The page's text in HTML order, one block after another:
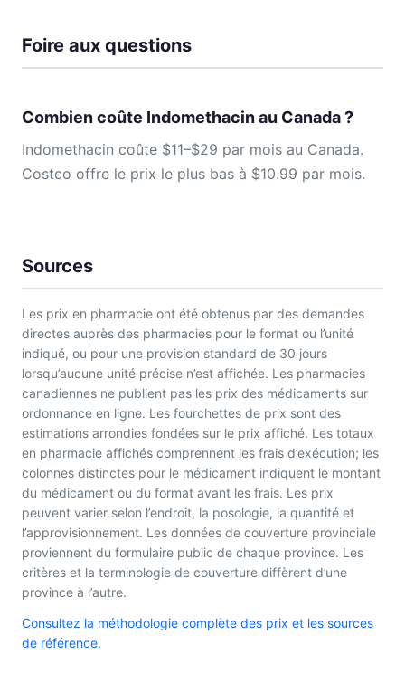
Foire aux questions
Combien coûte Indomethacin au Canada ?
Indomethacin coûte $11–$29 par mois au Canada.
Costco offre le prix le plus bas à $10.99 par mois.
Sources
Les prix en pharmacie ont été obtenus par des demandes
directes auprès des pharmacies pour le format ou l’unité
indiqué, ou pour une provision standard de 30 jours
lorsqu’aucune unité précise n’est affichée. Les pharmacies
canadiennes ne publient pas les prix des médicaments sur
ordonnance en ligne. Les fourchettes de prix sont des
estimations arrondies fondées sur le prix affiché. Les totaux
en pharmacie affichés comprennent les frais d’exécution; les
colonnes distinctes pour le médicament indiquent le montant
du médicament ou du format avant les frais. Les prix
peuvent varier selon l’endroit, la posologie, la quantité et
l’approvisionnement. Les données de couverture provinciale
proviennent du formulaire public de chaque province. Les
critères et la terminologie de couverture diffèrent d’une
province à l’autre.
Consultez la méthodologie complète des prix et les sources
de référence.